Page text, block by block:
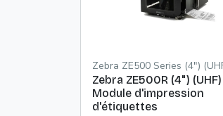
Zebra ZE500 Series (4")
Zebra ZE500R (4")
Module d'impression
d'étiquettes